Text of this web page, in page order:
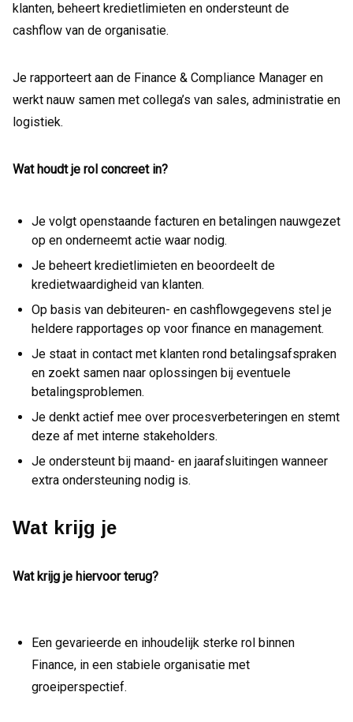
klanten, beheert kredietlimieten en ondersteunt de
cashflow van de organisatie.
Je rapporteert aan de Finance & Compliance Manager en
werkt nauw samen met collega’s van sales, administratie en
logistiek.
Wat houdt je rol concreet in?
Je volgt openstaande facturen en betalingen nauwgezet
op en onderneemt actie waar nodig.
Je beheert kredietlimieten en beoordeelt de
kredietwaardigheid van klanten.
Op basis van debiteuren- en cashflowgegevens stel je
heldere rapportages op voor finance en management.
Je staat in contact met klanten rond betalingsafspraken
en zoekt samen naar oplossingen bij eventuele
betalingsproblemen.
Je denkt actief mee over procesverbeteringen en stemt
deze af met interne stakeholders.
Je ondersteunt bij maand- en jaarafsluitingen wanneer
extra ondersteuning nodig is.
Wat krijg je
Wat krijg je hiervoor terug?
Een gevarieerde en inhoudelijk sterke rol binnen
Finance, in een stabiele organisatie met
groeiperspectief.